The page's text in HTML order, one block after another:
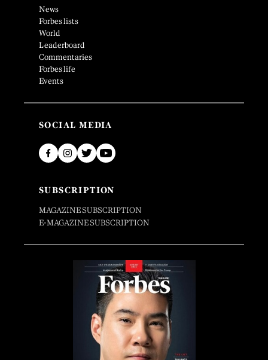
News
Forbes lists
World
Leaderboard
Commentaries
Forbes life
Events
SOCIAL MEDIA
SUBSCRIPTION
MAGAZINE SUBSCRIPTION
E-MAGAZINE SUBSCRIPTION